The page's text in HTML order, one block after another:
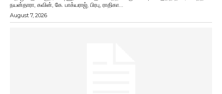
நயன்தாரா, கவின், கே. பாக்யராஜ், பிரபு, ராதிகா...
August 7, 2026